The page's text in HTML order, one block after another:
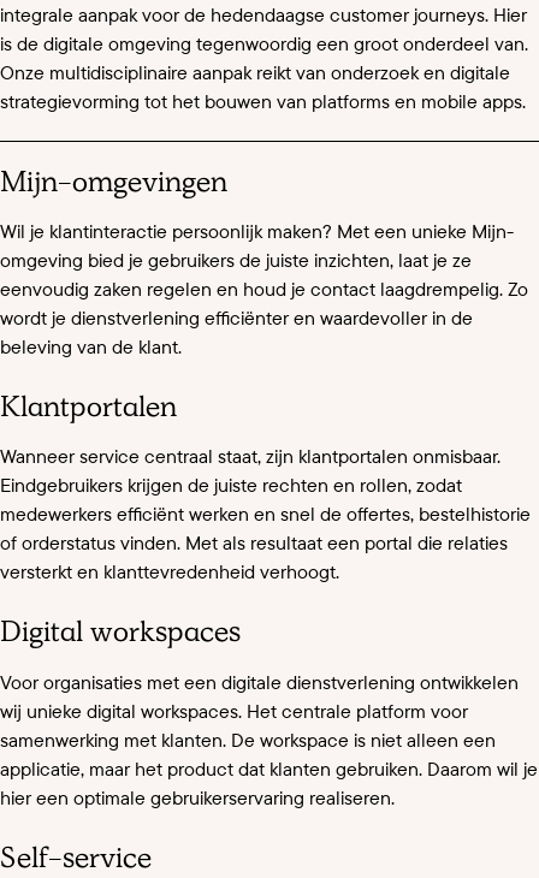
integrale aanpak voor de hedendaagse customer journeys. Hier
is de digitale omgeving tegenwoordig een groot onderdeel van.
Onze multidisciplinaire aanpak reikt van onderzoek en digitale
strategievorming tot het bouwen van platforms en mobile apps.
Mijn-omgevingen
Wil je klantinteractie persoonlijk maken? Met een unieke Mijn-
omgeving bied je gebruikers de juiste inzichten, laat je ze
eenvoudig zaken regelen en houd je contact laagdrempelig. Zo
wordt je dienstverlening efficiënter en waardevoller in de
beleving van de klant.
Klantportalen
Wanneer service centraal staat, zijn klantportalen onmisbaar.
Eindgebruikers krijgen de juiste rechten en rollen, zodat
medewerkers efficiënt werken en snel de offertes, bestelhistorie
of orderstatus vinden. Met als resultaat een portal die relaties
versterkt en klanttevredenheid verhoogt.
Digital workspaces
Voor organisaties met een digitale dienstverlening ontwikkelen
wij unieke digital workspaces. Het centrale platform voor
samenwerking met klanten. De workspace is niet alleen een
applicatie, maar het product dat klanten gebruiken. Daarom wil je
hier een optimale gebruikerservaring realiseren.
Self-service